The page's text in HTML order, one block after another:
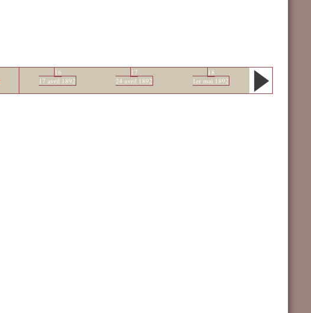
16
17 avril 1892
17
24 avril 1892
18
1er mai 1892